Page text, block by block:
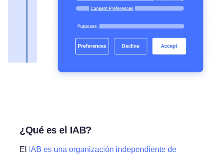
¿Qué es el IAB?
El
IAB es una organización independiente de